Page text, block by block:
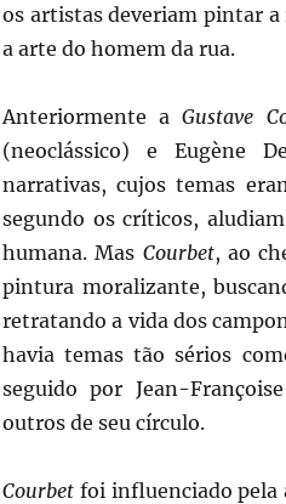
os artistas deveriam pintar a
a arte do homem da rua.
Anteriormente aGustave
(neoclássico) e Eugène
narrativas, cujos temas
segundo os críticos,
humana. Mas Courbet, ao
pintura moralizante,
retratando a vida dos
havia temas tão sérios
seguido por Jean-
outros de seu círculo.
Courbetfoi influenciado pela